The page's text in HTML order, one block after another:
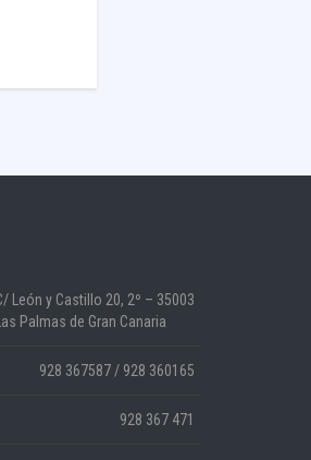
León y Castillo 20, 2º – 35003
Palmas de Gran Canaria
928 367587 / 928 360165
928 367 471